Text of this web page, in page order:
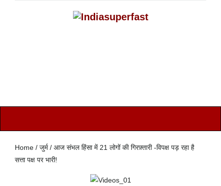
Home / जुर्म / आज संभल हिंसा में 21 लोगों की गिरफ़्तारी -विपक्ष पड़ रहा है
सत्ता पक्ष पर भारी!